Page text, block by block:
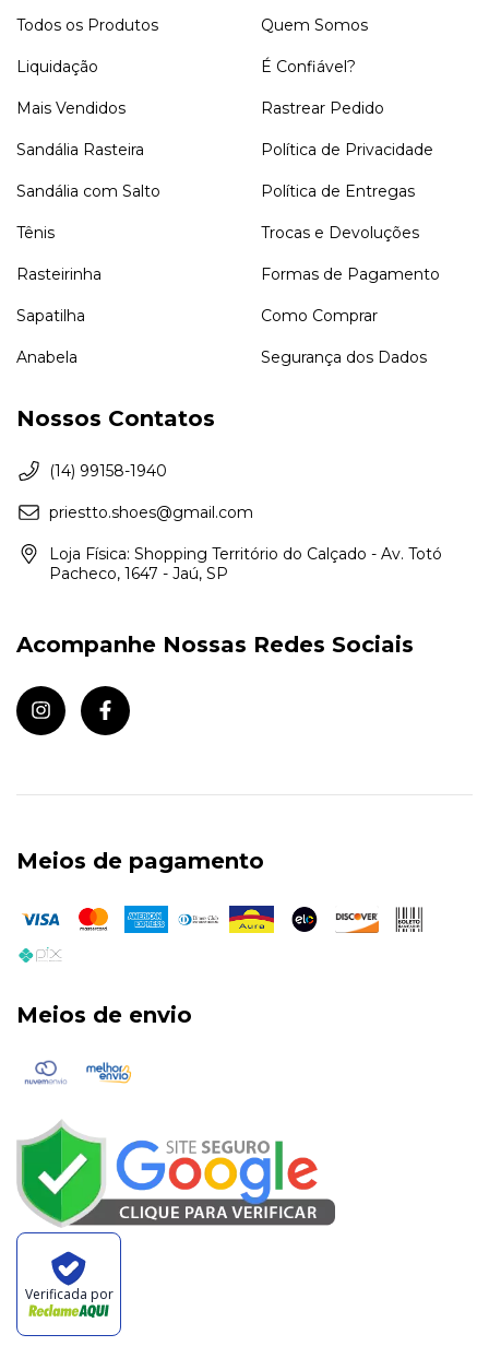
Todos os Produtos
Liquidação
Mais Vendidos
Sandália Rasteira
Sandália com Salto
Tênis
Rasteirinha
Sapatilha
Anabela
Quem Somos
É Confiável?
Rastrear Pedido
Política de Privacidade
Política de Entregas
Trocas e Devoluções
Formas de Pagamento
Como Comprar
Segurança dos Dados
Nossos Contatos
(14) 99158-1940
priestto.shoes@gmail.com
Loja Física: Shopping Território do Calçado - Av. Totó
Pacheco, 1647 - Jaú, SP
Acompanhe Nossas Redes Sociais
Meios de pagamento
Meios de envio
Verificada por